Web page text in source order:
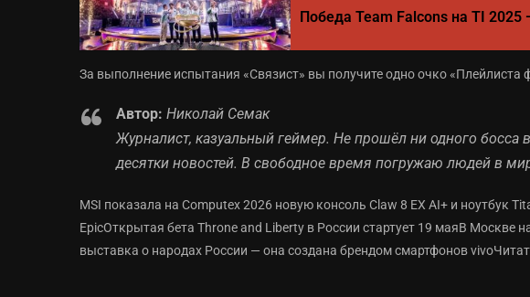
Победа Team Falcons на TI 2025
За выполнение испытания «Связист» вы получите одно очко «Плейлиста
Автор: Николай Семак
Журналист, казуальный геймер. Не прошёл ни одного босса
десятки новостей. В свободное время погружаю людей в
MSI показала на Computex 2026 новую консоль Claw 8 EX AI+ и ноутбук
EpicОткрытая бета Throne and Liberty в России стартует 19 маяВ Москве
выставка о народах России — она создана брендом смартфонов